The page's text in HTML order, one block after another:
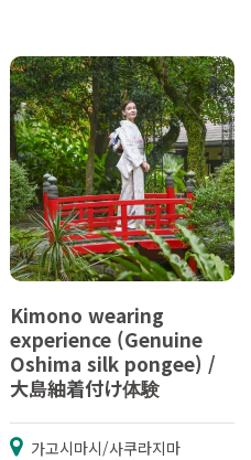
Kimono wearing
experience (Genuine
Oshima silk pongee) /
大島紬着付け体験
가고시마시/사쿠라지마